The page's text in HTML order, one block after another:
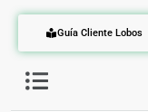
Guía Cliente Lobos